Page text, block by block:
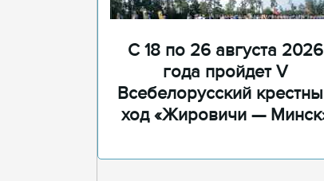
С 18 по 26 августа 2026
года пройдет V
Всебелорусский
ход «Жировичи —